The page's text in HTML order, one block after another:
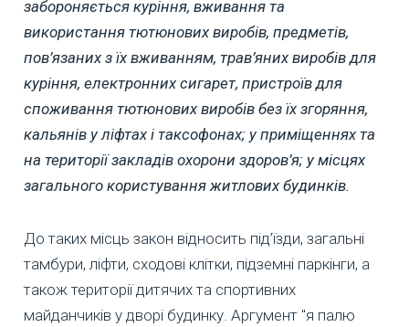
забороняється куріння, вживання та
використання тютюнових виробів, предметів,
пов’язаних з їх вживанням, трав’яних виробів для
куріння, електронних сигарет, пристроїв для
споживання тютюнових виробів без їх згоряння,
кальянів у ліфтах і таксофонах; у приміщеннях та
на території закладів охорони здоров’я; у місцях
загального користування житлових будинків.
До таких місць закон відносить під’їзди, загальні
тамбури, ліфти, сходові клітки, підземні паркінги, а
також території дитячих та спортивних
майданчиків у дворі будинку. Аргумент "я палю